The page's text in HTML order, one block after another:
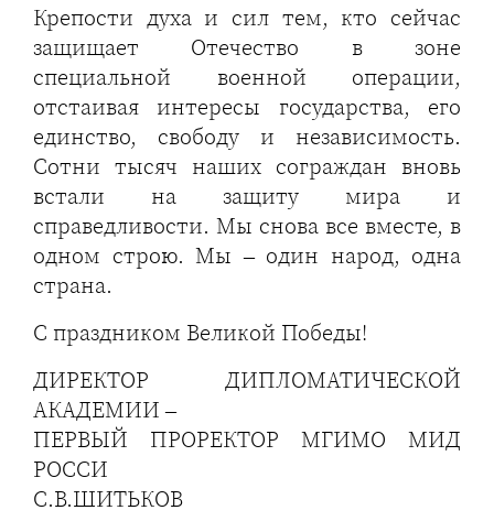
Крепости духа и сил тем, кто сейчас
защищает Отечество в зоне
специальной военной операции,
отстаивая интересы государства, его
единство, свободу и независимость.
Сотни тысяч наших сограждан вновь
встали на защиту мира и
справедливости. Мы снова все вместе, в
одном строю. Мы – один народ, одна
страна.
С праздником Великой Победы!
ДИРЕКТОР ДИПЛОМАТИЧЕСКОЙ
АКАДЕМИИ –
ПЕРВЫЙ ПРОРЕКТОР МГИМО МИД
РОССИ
С.В.ШИТЬКОВ